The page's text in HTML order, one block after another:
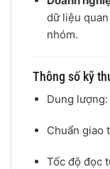
dữ liệu
nhóm.
Thông số kỹ
Dung lượng:
Chuẩn giao
Tốc độ đọc